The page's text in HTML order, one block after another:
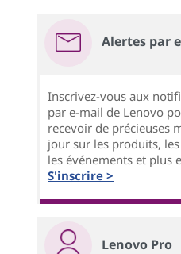
Alertes par
Inscrivez-vous aux
par e-mail de Lenovo
recevoir de précieuses
jour sur les produits,
les événements et plus
S'inscrire >
Lenovo Pro